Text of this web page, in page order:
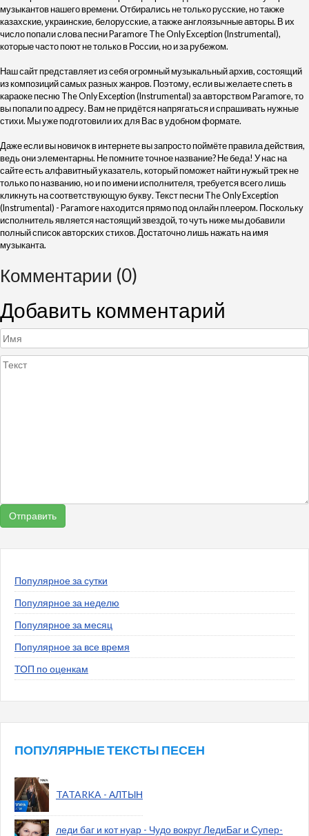
музыкантов нашего времени. Отбирались не только русские, но также
казахские, украинские, белорусские, а также англоязычные авторы. В их
число попали слова песни Paramore The Only Exception (Instrumental),
которые часто поют не только в России, но и за рубежом.
Наш сайт представляет из себя огромный музыкальный архив, состоящий
из композиций самых разных жанров. Поэтому, если вы желаете спеть в
караоке песню The Only Exception (Instrumental) за авторством Paramore, то
вы попали по адресу. Вам не придётся напрягаться и спрашивать нужные
стихи. Мы уже подготовили их для Вас в удобном формате.
Даже если вы новичок в интернете вы запросто поймёте правила действия,
ведь они элементарны. Не помните точное название? Не беда! У нас на
сайте есть алфавитный указатель, который поможет найти нужый трек не
только по названию, но и по имени исполнителя, требуется всего лишь
кликнуть на соответствующую букву. Текст песни The Only Exception
(Instrumental) - Paramore находится прямо под онлайн плеером. Поскольку
исполнитель является настоящий звездой, то чуть ниже мы добавили
полный список авторских стихов. Достаточно лишь нажать на имя
музыканта.
Комментарии (0)
Добавить комментарий
Популярное за сутки
Популярное за неделю
Популярное за месяц
Популярное за все время
ТОП по оценкам
ПОПУЛЯРНЫЕ ТЕКСТЫ ПЕСЕН
TATARKA - АЛТЫН
леди баг и кот нуар - Чудо вокруг ЛедиБаг и Супер-